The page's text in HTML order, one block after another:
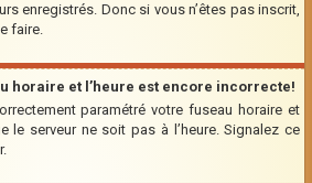
enregistrés. Donc si vous n’êtes pas inscrit,
faire.
horaire et l’heure est encore incorrecte!
paramétré votre fuseau horaire et
le serveur ne soit pas à l’heure. Signalez ce